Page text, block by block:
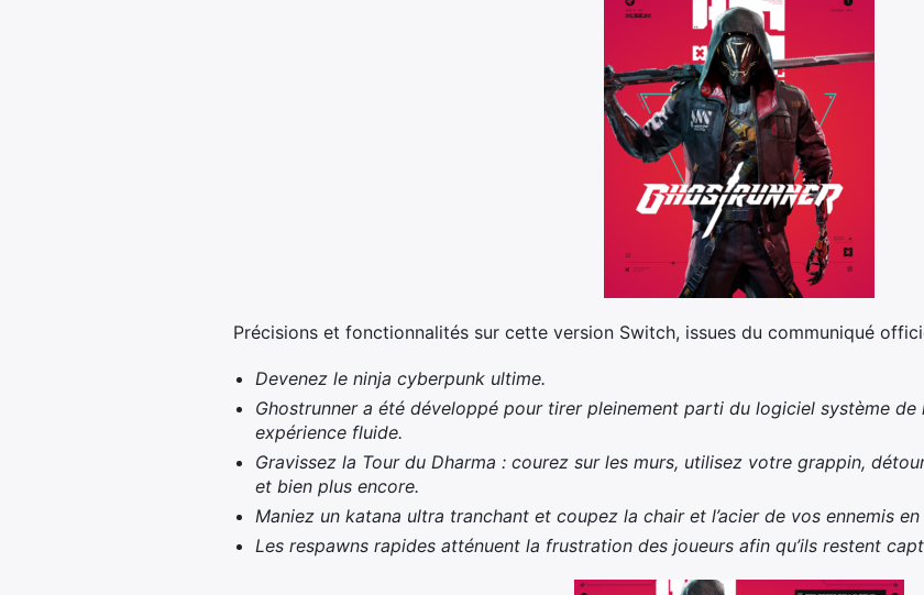
Précisions et fonctionnalités sur cette version Switch, issues du communiqué
Devenez le ninja cyberpunk ultime.
Ghostrunner a été développé pour tirer pleinement parti du logiciel système
expérience fluide.
Gravissez la Tour du Dharma : courez sur les murs, utilisez votre grappin,
et bien plus encore.
Maniez un katana ultra tranchant et coupez la chair et l’acier de vos ennemis
Les respawns rapides atténuent la frustration des joueurs afin qu’ils restent